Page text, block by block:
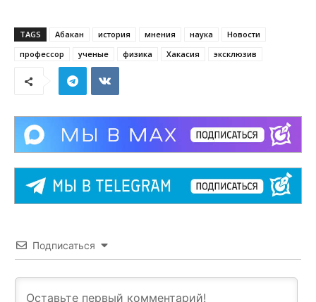
TAGS Абакан история мнения наука
Новости
профессор
ученые физика Хакасия эксклюзив
Подписаться